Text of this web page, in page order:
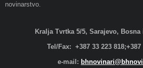
novinarstvo.
Kralja Tvrtka 5/5, Sarajevo, Bosna
Tel/Fax: +387 33 223 818;+387
e-mail: